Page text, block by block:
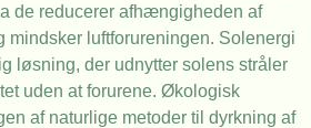
de reducerer afhængigheden af
mindsker luftforureningen. Solenergi
løsning, der udnytter solens stråler
uden at forurene. Økologisk
af naturlige metoder til dyrkning af